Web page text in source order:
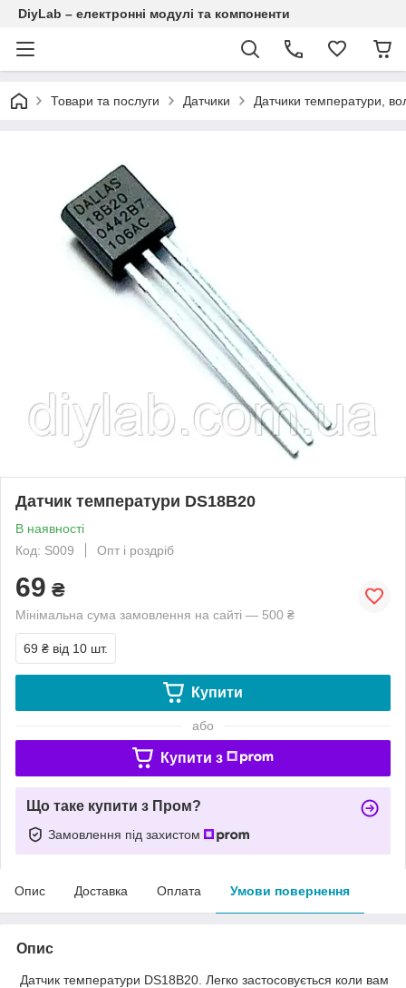
DiyLab – електронні модулі та компоненти
Товари та послуги Датчики Датчики температури,
Датчик температури DS18B20
В наявності
Код: S009
Опт і роздріб
69 ₴
Мінімальна сума замовлення на сайті — 500 ₴
69 ₴ від 10 шт.
Купити
або
Купити з
Що таке купити з Пром?
Замовлення під захистом
Опис Доставка Оплата Умови повернення
Опис
Датчик температури DS18B20 Легко застосовується коли вам